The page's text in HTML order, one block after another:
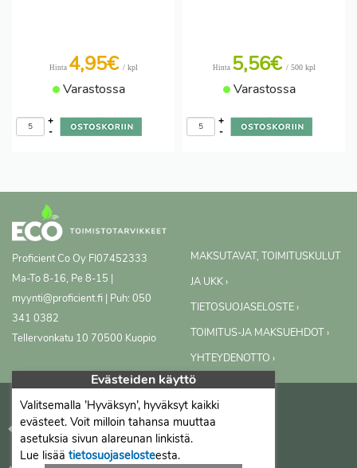
Hinta 4,95€ / kpl
Varastossa
-
+
Hinta 5,56€ / 500 kpl
Varastossa
-
+
Proficient Co Oy FI07452333
Ma-To 8-16, Pe 8-15 |
myynti@proficient.fi | Puh: 050
341 0382
Tellervonkatu 10 70500 Kuopio
MAKSUTAVAT, TOIMITUSKULUT
JA UKK ›
TIETOSUOJASELOSTE ›
TOIMITUS-JA MAKSUEHDOT ›
YHTEYDENOTTO ›
Evästeiden käyttö
Valitsemalla ’Hyväksyn’, hyväksyt kaikki
evästeet. Voit milloin tahansa muuttaa
asetuksia sivun alareunan linkistä.
Lue lisää tietosuojaselosteesta.